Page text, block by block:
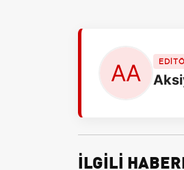
İLGİLİ